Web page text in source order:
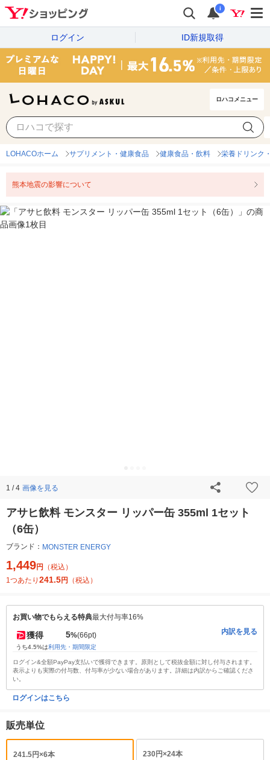
i
ログイン ID新規取得
ロハコメニュー
LOHACOホーム サプリメント・健康食品 健康食品・飲料 栄養ドリンク
熊本地震の影響について
1 / 4 画像を見る
アサヒ飲料 モンスター リッパー缶 355ml 1セット
（6缶）
ブランド： MONSTER ENERGY
1,449円
（税込）
1つあたり 241.5円 （税込）
お買い物でもらえる特典最大付与率16%
獲得 5%(66pt)
うち4.5%は利用先・期間限定
内訳を見る
ログイン&全額PayPay支払いで獲得できます。原則として税抜金額に対し付与されます。
表示よりも実際の付与数、付与率が少ない場合があります。詳細は内訳からご確認くださ
い。
ログインはこちら
販売単位
241.5円×6本
230円×24本